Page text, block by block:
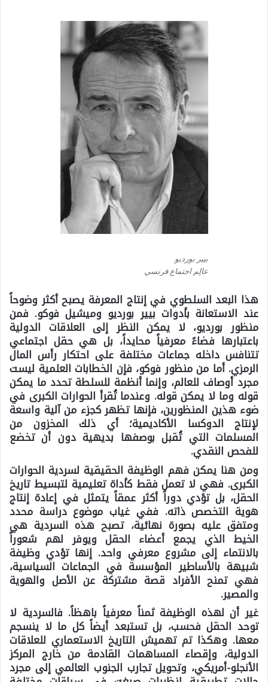
بيير بورديو
عالِم اجتماع فرنسي
هذا البعد السلطوي في إنتاج المعرفة يصبح أكثر وضوحاً
عند الاستعانة بأدوات بيير بورديو وميشيل فوكو. فمن
منظور بورديو، لا يمكن النظر إلى العلاقات الدولية
باعتبارها فضاءً معرفياً محايداً، بل هي حقل اجتماعي
تتنافس داخله جماعات مختلفة على احتكار رأس المال
الرمزي. أما من منظور فوكو، فإن الخطابات العلمية ليست
مجرد أوصاف للعالم، وإنما أنظمة للسلطة تحدد ما يمكن
قوله وما لا يمكن قوله. وعندما تُقرأ الحوارات الكبرى في
ضوء هذين المنظورين، فإنها تظهر كجزء من آلية واسعة
لإنتاج الدوكسا الأكاديمية؛ أي ذلك المخزون من
المسلمات التي تُقبل بوصفها بديهية دون أن تخضع
للفحص النقدي.
ومن هنا يمكن فهم الوظيفة الحقيقية لسردية الحوارات
الكبرى. فهي لا تعمل فقط كأداة تعليمية لتبسيط تاريخ
الحقل، بل تؤدي دوراً أكثر عمقاً يتمثل في إعادة إنتاج
هوية التخصص ذاته. ففي غياب موضوع دراسة محدد
ومتفق عليه بصورة نهائية، تصبح هذه السردية هي
الخيط الذي يجمع أعضاء الحقل ويوفر لهم شعوراً
بالانتماء إلى مشروع معرفي واحد. إنها تؤدي وظيفة
شبيهة بالأساطير المؤسسة في الجماعات السياسية،
فهي تمنح الأفراد قصة مشتركة عن الأصل والهوية
والمصير.
غير أن لهذه الوظيفة ثمناً معرفياً باهظاً. فالسردية لا
توحد الحقل فحسب، بل تستبعد أيضاً كل ما لا ينسجم
معها. وهكذا تم تهميش التاريخ الاستعماري للعلاقات
الدولية، وإقصاء المساهمات القادمة من خارج المركز
الأنجلو-أمريكي، وتحويل تجارب الجنوب العالمي إلى مجرد